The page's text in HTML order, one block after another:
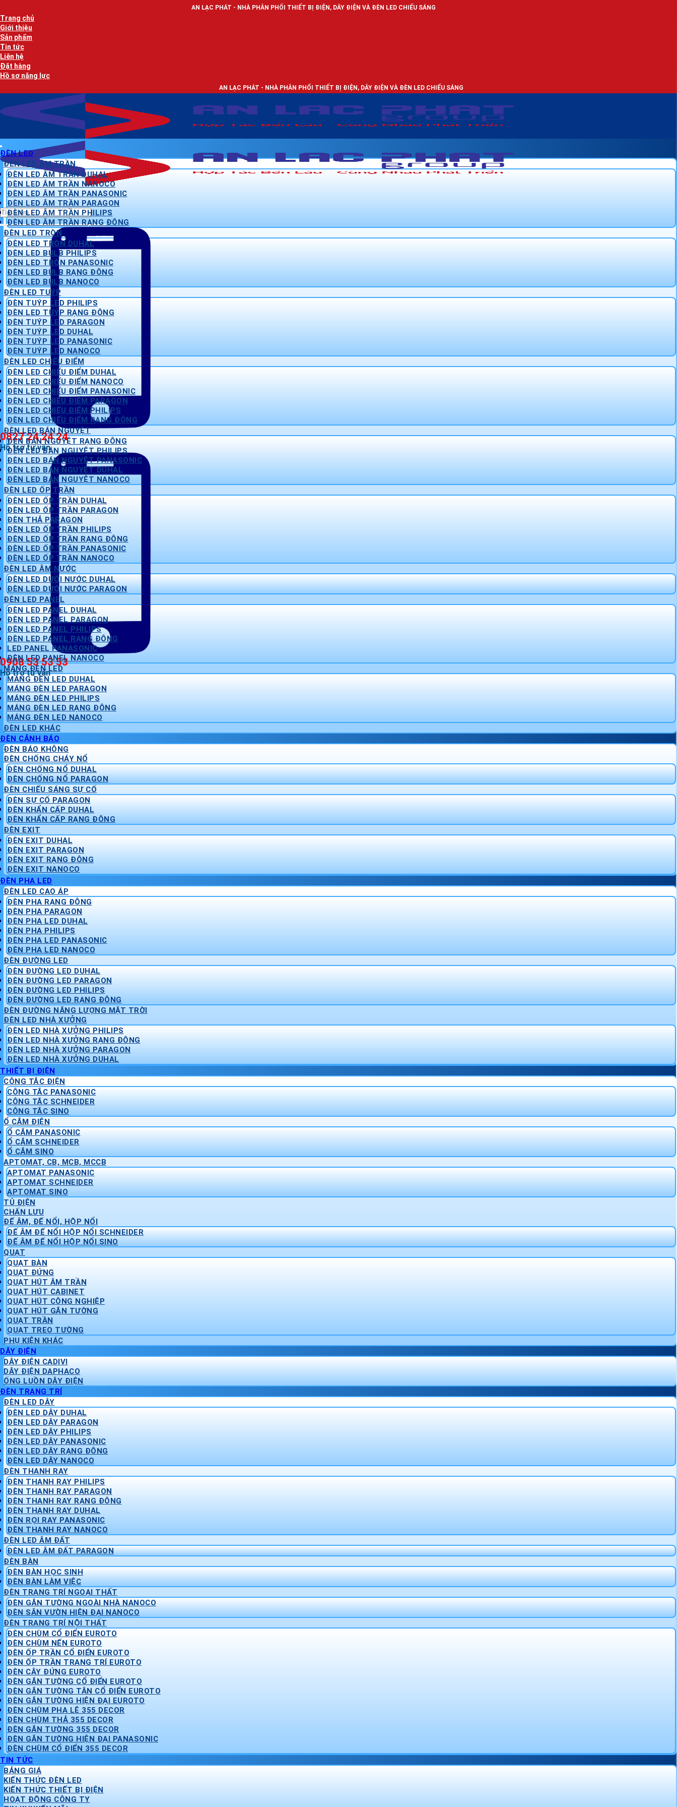
qua
nội
dung
AN LẠC PHÁT - NHÀ PHÂN PHỐI THIẾT BỊ ĐIỆN, DÂY ĐIỆN VÀ ĐÈN LED CHIẾU SÁNG
Trang chủ
Giới thiệu
Sản phẩm
Tin tức
Liên hệ
Đặt hàng
Hồ sơ năng lực
AN LẠC PHÁT - NHÀ PHÂN PHỐI THIẾT BỊ ĐIỆN, DÂY ĐIỆN VÀ ĐÈN LED CHIẾU SÁNG
Tìm
kiếm:
0827 24 24 24
Hỗ trợ tư vấn
0908 53 53 53
Hỗ trợ tư vấn
ĐÈN LED
ĐÈN LED ÂM TRẦN
ĐÈN LED ÂM TRẦN DUHAL
ĐÈN LED ÂM TRẦN NANOCO
ĐÈN LED ÂM TRẦN PANASONIC
ĐÈN LED ÂM TRẦN PARAGON
ĐÈN LED ÂM TRẦN PHILIPS
ĐÈN LED ÂM TRẦN RẠNG ĐÔNG
ĐÈN LED TRÒN
ĐÈN LED TRÒN DUHAL
ĐÈN LED BULB PHILIPS
ĐÈN LED TRÒN PANASONIC
ĐÈN LED BULB RẠNG ĐÔNG
ĐÈN LED BULB NANOCO
ĐÈN LED TUÝP
ĐÈN TUÝP LED PHILIPS
ĐÈN LED TUÝP RẠNG ĐÔNG
ĐÈN TUÝP LED PARAGON
ĐÈN TUÝP LED DUHAL
ĐÈN TUÝP LED PANASONIC
ĐÈN TUÝP LED NANOCO
ĐÈN LED CHIẾU ĐIỂM
ĐÈN LED CHIẾU ĐIỂM DUHAL
ĐÈN LED CHIẾU ĐIỂM NANOCO
ĐÈN LED CHIẾU ĐIỂM PANASONIC
ĐÈN LED CHIẾU ĐIỂM PARAGON
ĐÈN LED CHIẾU ĐIỂM PHILIPS
ĐÈN LED CHIẾU ĐIỂM RẠNG ĐÔNG
ĐÈN LED BÁN NGUYỆT
ĐÈN BÁN NGUYỆT RẠNG ĐÔNG
ĐÈN LED BÁN NGUYỆT PHILIPS
ĐÈN LED BÁN NGUYỆT PANASONIC
ĐÈN LED BÁN NGUYỆT DUHAL
ĐÈN LED BÁN NGUYỆT NANOCO
ĐÈN LED ỐP TRẦN
ĐÈN LED ỐP TRẦN DUHAL
ĐÈN LED ỐP TRẦN PARAGON
ĐÈN THẢ PARAGON
ĐÈN LED ỐP TRẦN PHILIPS
ĐÈN LED ỐP TRẦN RẠNG ĐÔNG
ĐÈN LED ỐP TRẦN PANASONIC
ĐÈN LED ỐP TRẦN NANOCO
ĐÈN LED ÂM NƯỚC
ĐÈN LED DƯỚI NƯỚC DUHAL
ĐÈN LED DƯỚI NƯỚC PARAGON
ĐÈN LED PANEL
ĐÈN LED PANEL DUHAL
ĐÈN LED PANEL PARAGON
ĐÈN LED PANEL PHILIPS
ĐÈN LED PANEL RẠNG ĐÔNG
LED PANEL PANASONIC
ĐÈN LED PANEL NANOCO
MÁNG ĐÈN LED
MÁNG ĐÈN LED DUHAL
MÁNG ĐÈN LED PARAGON
MÁNG ĐÈN LED PHILIPS
MÁNG ĐÈN LED RẠNG ĐÔNG
MÁNG ĐÈN LED NANOCO
ĐÈN LED KHÁC
ĐÈN CẢNH BÁO
ĐÈN BÁO KHÔNG
ĐÈN CHỐNG CHÁY NỔ
ĐÈN CHỐNG NỔ DUHAL
ĐÈN CHỐNG NỔ PARAGON
ĐÈN CHIẾU SÁNG SỰ CỐ
ĐÈN SỰ CỐ PARAGON
ĐÈN KHẨN CẤP DUHAL
ĐÈN KHẨN CẤP RẠNG ĐÔNG
ĐÈN EXIT
ĐÈN EXIT DUHAL
ĐÈN EXIT PARAGON
ĐÈN EXIT RẠNG ĐÔNG
ĐÈN EXIT NANOCO
ĐÈN PHA LED
ĐÈN LED CAO ÁP
ĐÈN PHA RẠNG ĐÔNG
ĐÈN PHA PARAGON
ĐÈN PHA LED DUHAL
ĐÈN PHA PHILIPS
ĐÈN PHA LED PANASONIC
ĐÈN PHA LED NANOCO
ĐÈN ĐƯỜNG LED
ĐÈN ĐƯỜNG LED DUHAL
ĐÈN ĐƯỜNG LED PARAGON
ĐÈN ĐƯỜNG LED PHILIPS
ĐÈN ĐƯỜNG LED RẠNG ĐÔNG
ĐÈN ĐƯỜNG NĂNG LƯỢNG MẶT TRỜI
ĐÈN LED NHÀ XƯỞNG
ĐÈN LED NHÀ XƯỞNG PHILIPS
ĐÈN LED NHÀ XƯỞNG RẠNG ĐÔNG
ĐÈN LED NHÀ XƯỞNG PARAGON
ĐÈN LED NHÀ XƯỞNG DUHAL
THIẾT BỊ ĐIỆN
CÔNG TẮC ĐIỆN
CÔNG TẮC PANASONIC
CÔNG TẮC SCHNEIDER
CÔNG TẮC SINO
Ổ CẮM ĐIỆN
Ổ CẮM PANASONIC
Ổ CẮM SCHNEIDER
Ổ CẮM SINO
APTOMAT, CB, MCB, MCCB
APTOMAT PANASONIC
APTOMAT SCHNEIDER
APTOMAT SINO
TỦ ĐIỆN
CHẤN LƯU
ĐẾ ÂM, ĐẾ NỔI, HỘP NỔI
ĐẾ ÂM ĐẾ NỔI HỘP NỔI SCHNEIDER
ĐẾ ÂM ĐẾ NỔI HỘP NỔI SINO
QUẠT
QUẠT BÀN
QUẠT ĐỨNG
QUẠT HÚT ÂM TRẦN
QUẠT HÚT CABINET
QUẠT HÚT CÔNG NGHIỆP
QUẠT HÚT GẮN TƯỜNG
QUẠT TRẦN
QUẠT TREO TƯỜNG
PHỤ KIỆN KHÁC
DÂY ĐIỆN
DÂY ĐIỆN CADIVI
DÂY ĐIỆN DAPHACO
ỐNG LUỒN DÂY ĐIỆN
ĐÈN TRANG TRÍ
ĐÈN LED DÂY
ĐÈN LED DÂY DUHAL
ĐÈN LED DÂY PARAGON
ĐÈN LED DÂY PHILIPS
ĐÈN LED DÂY PANASONIC
ĐÈN LED DÂY RẠNG ĐÔNG
ĐÈN LED DÂY NANOCO
ĐÈN THANH RAY
ĐÈN THANH RAY PHILIPS
ĐÈN THANH RAY PARAGON
ĐÈN THANH RAY RẠNG ĐÔNG
ĐÈN THANH RAY DUHAL
ĐÈN RỌI RAY PANASONIC
ĐÈN THANH RAY NANOCO
ĐÈN LED ÂM ĐẤT
ĐÈN LED ÂM ĐẤT PARAGON
ĐÈN BÀN
ĐÈN BÀN HỌC SINH
ĐÈN BÀN LÀM VIỆC
ĐÈN TRANG TRÍ NGOẠI THẤT
ĐÈN GẮN TƯỜNG NGOÀI NHÀ NANOCO
ĐÈN SÂN VƯỜN HIỆN ĐẠI NANOCO
ĐÈN TRANG TRÍ NỘI THẤT
ĐÈN CHÙM CỔ ĐIỂN EUROTO
ĐÈN CHÙM NẾN EUROTO
ĐÈN ỐP TRẦN CỔ ĐIỂN EUROTO
ĐÈN ỐP TRẦN TRANG TRÍ EUROTO
ĐÈN CÂY ĐỨNG EUROTO
ĐÈN GẮN TƯỜNG CỔ ĐIỂN EUROTO
ĐÈN GẮN TƯỜNG TÂN CỔ ĐIỂN EUROTO
ĐÈN GẮN TƯỜNG HIỆN ĐẠI EUROTO
ĐÈN CHÙM PHA LÊ 355 DECOR
ĐÈN CHÙM THẢ 355 DECOR
ĐÈN GẮN TƯỜNG 355 DECOR
ĐÈN GẮN TƯỜNG HIỆN ĐẠI PANASONIC
ĐÈN CHÙM CỔ ĐIỂN 355 DECOR
TIN TỨC
BẢNG GIÁ
KIẾN THỨC ĐÈN LED
KIẾN THỨC THIẾT BỊ ĐIỆN
HOẠT ĐỘNG CÔNG TY